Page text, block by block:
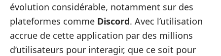
évolution considérable, notamment sur des
plateformes comme Discord. Avec l’utilisation
accrue de cette application par des millions
d’utilisateurs pour interagir, que ce soit pour